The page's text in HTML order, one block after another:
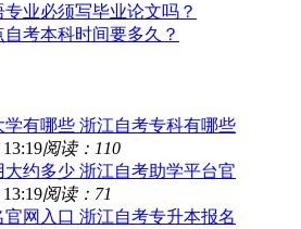
专业必须写毕业论文吗？
考本科时间要多久？
有哪些 浙江自考专科有哪些
阅读：110
约多少 浙江自考助学平台官
阅读：71
网入口 浙江自考专升本报名